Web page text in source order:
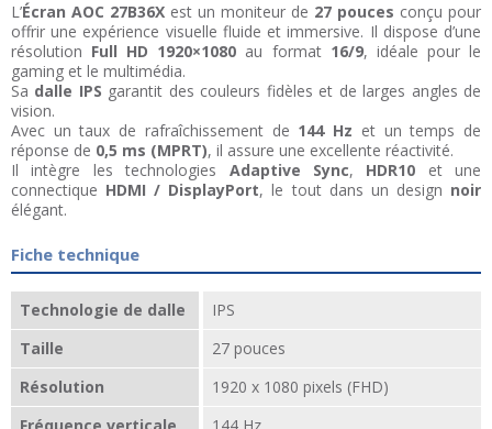
L’Écran AOC 27B36X est un moniteur de 27 pouces conçu pour
offrir une expérience visuelle fluide et immersive. Il dispose d’une
résolution Full HD 1920×1080 au format 16/9, idéale pour le
gaming et le multimédia.
Sa dalle IPS garantit des couleurs fidèles et de larges angles de
vision.
Avec un taux de rafraîchissement de 144 Hz et un temps de
réponse de 0,5 ms (MPRT), il assure une excellente réactivité.
Il intègre les technologies Adaptive Sync, HDR10 et une
connectique HDMI / DisplayPort, le tout dans un design noir
élégant.
Fiche technique
Technologie de dalle
IPS
Taille
27 pouces
Résolution
1920 x 1080 pixels (FHD)